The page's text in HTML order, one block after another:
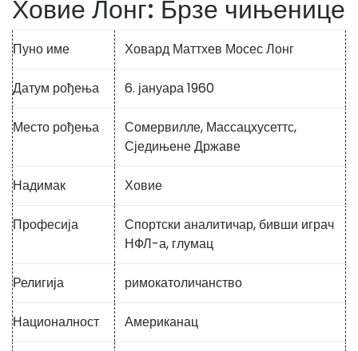
Ховие Лонг: Брзе чињенице
Пуно име Ховард Маттхев Мосес Лонг
Датум рођења 6. јануара 1960
Место рођења
Сомервилле, Массацхусеттс,
Сједињене Државе
Надимак Ховие
Професија
Спортски аналитичар, бивши играч
НФЛ-а, глумац
Религија римокатоличанство
Националност Американац